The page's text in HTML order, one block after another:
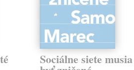
Sociálne siete musia